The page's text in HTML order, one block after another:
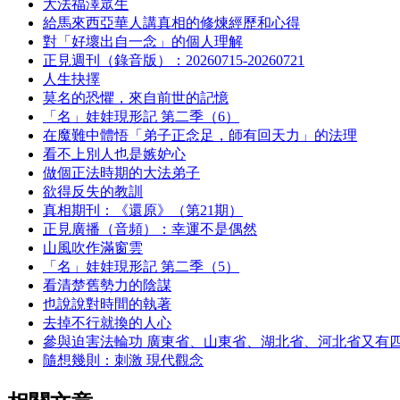
大法福澤眾生
給馬來西亞華人講真相的修煉經歷和心得
對「好壞出自一念」的個人理解
正見週刊（錄音版）：20260715-20260721
人生抉擇
莫名的恐懼，來自前世的記憶
「名」娃娃現形記 第二季（6）
在魔難中體悟「弟子正念足，師有回天力」的法理
看不上別人也是嫉妒心
做個正法時期的大法弟子
欲得反失的教訓
真相期刊：《還原》（第21期）
正見廣播（音頻）：幸運不是偶然
山風吹作滿窗雲
「名」娃娃現形記 第二季（5）
看清楚舊勢力的陰謀
也說說對時間的執著
去掉不行就換的人心
參與迫害法輪功 廣東省、山東省、湖北省、河北省又有
隨想幾則：刺激 現代觀念